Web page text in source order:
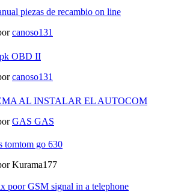
piezas de recambio on line
canoso131
OBD II
canoso131
AL INSTALAR EL AUTOCOM
GAS GAS
tomtom go 630
Kurama177
poor GSM signal in a telephone